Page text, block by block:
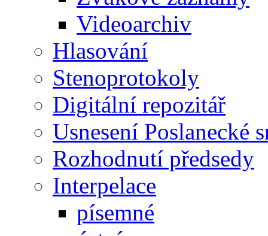
Videoarchiv
Hlasování
Stenoprotokoly
Digitální repozitář
Usnesení Poslanecké
Rozhodnutí předsedy
Interpelace
písemné